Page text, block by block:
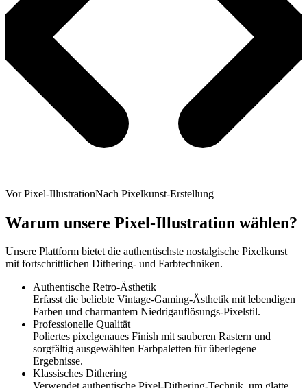
Vor Pixel-IllustrationNach Pixelkunst-Erstellung
Warum unsere Pixel-Illustration wählen?
Unsere Plattform bietet die authentischste nostalgische Pixelkunst
mit fortschrittlichen Dithering- und Farbtechniken.
Authentische Retro-Ästhetik
Erfasst die beliebte Vintage-Gaming-Ästhetik mit lebendigen
Farben und charmantem Niedrigauflösungs-Pixelstil.
Professionelle Qualität
Poliertes pixelgenaues Finish mit sauberen Rastern und
sorgfältig ausgewählten Farbpaletten für überlegene
Ergebnisse.
Klassisches Dithering